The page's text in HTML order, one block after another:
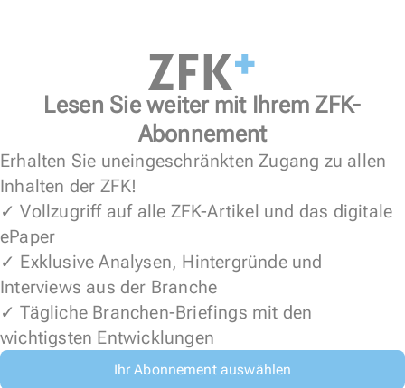
Lesen Sie weiter mit Ihrem ZFK-
Abonnement
Erhalten Sie uneingeschränkten Zugang zu allen
Inhalten der ZFK!
✓ Vollzugriff auf alle ZFK-Artikel und das digitale
ePaper
✓ Exklusive Analysen, Hintergründe und
Interviews aus der Branche
✓ Tägliche Branchen-Briefings mit den
wichtigsten Entwicklungen
Ihr Abonnement auswählen